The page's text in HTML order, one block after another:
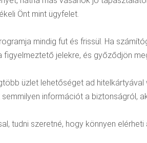
Önt mint ügyfelet.
mindig fut és frissül. Ha
jelekre, és győződjön
üzlet lehetőséget ad
információt a biztonságról,
tudni szeretné, hogy könnyen